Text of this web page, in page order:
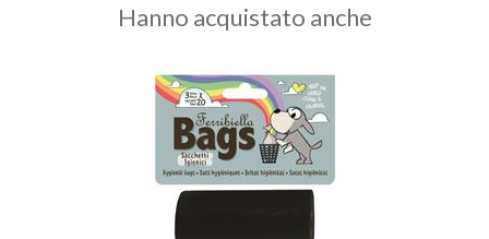
Hanno acquistato anche